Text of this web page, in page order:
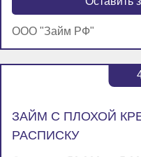
ООО "Займ РФ"
ЗАЙМ С ПЛОХОЙ
РАСПИСКУ